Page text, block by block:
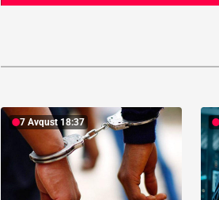
7 Avqust 18:37